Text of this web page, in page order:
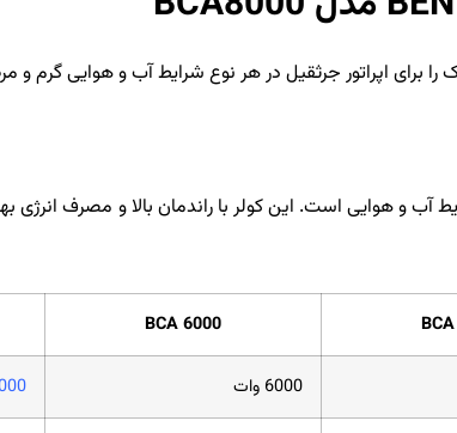
را برای اپراتور جرثقیل در هر نوع شرایط آب و هوایی گرم و
هر نوع شرایط آب و هوایی است. این کولر با راندمان بالا و مصرف
BCA 6000
6000 وات 8000